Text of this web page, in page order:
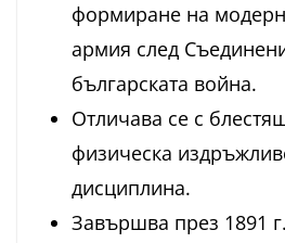
формиране на
армия след
българската война.
Отличава се с
физическа
дисциплина.
Завършва през 1891